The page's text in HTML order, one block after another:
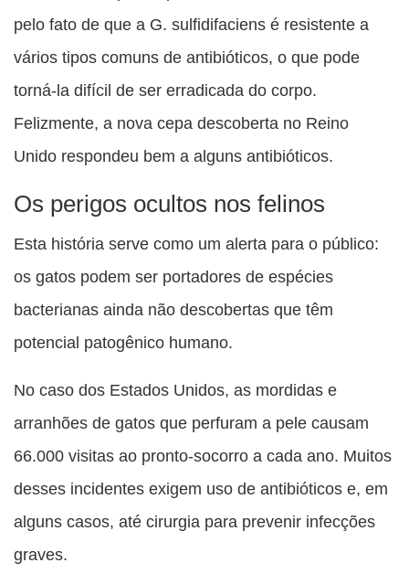
pelo fato de que a G. sulfidifaciens é resistente a
vários tipos comuns de antibióticos, o que pode
torná-la difícil de ser erradicada do corpo.
Felizmente, a nova cepa descoberta no Reino
Unido respondeu bem a alguns antibióticos.
Os perigos ocultos nos felinos
Esta história serve como um alerta para o público:
os gatos podem ser portadores de espécies
bacterianas ainda não descobertas que têm
potencial patogênico humano.
No caso dos Estados Unidos, as mordidas e
arranhões de gatos que perfuram a pele causam
66.000 visitas ao pronto-socorro a cada ano. Muitos
desses incidentes exigem uso de antibióticos e, em
alguns casos, até cirurgia para prevenir infecções
graves.